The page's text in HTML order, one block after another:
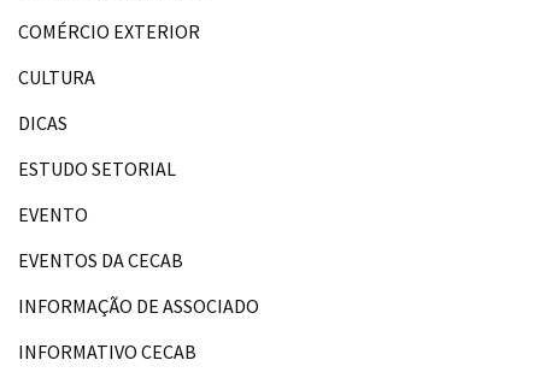
COMÉRCIO EXTERIOR
CULTURA
DICAS
ESTUDO SETORIAL
EVENTO
EVENTOS DA CECAB
INFORMAÇÃO DE ASSOCIADO
INFORMATIVO CECAB